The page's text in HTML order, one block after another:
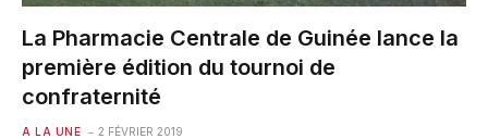
La Pharmacie Centrale de Guinée lance la
première édition du tournoi de
confraternité
A LA UNE 2 FÉVRIER 2019